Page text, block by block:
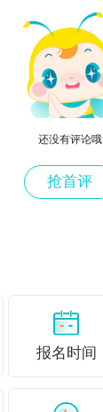
还没有评论哦
抢首评
报名时间